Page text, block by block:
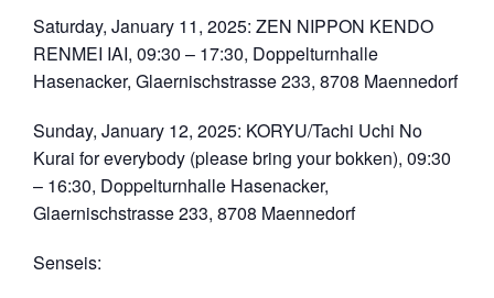
Saturday, January 11, 2025: ZEN NIPPON KENDO
RENMEI IAI, 09:30 – 17:30, Doppelturnhalle
Hasenacker, Glaernischstrasse 233, 8708 Maennedorf
Sunday, January 12, 2025: KORYU/Tachi Uchi No
Kurai for everybody (please bring your bokken), 09:30
– 16:30, Doppelturnhalle Hasenacker,
Glaernischstrasse 233, 8708 Maennedorf
Senseis: